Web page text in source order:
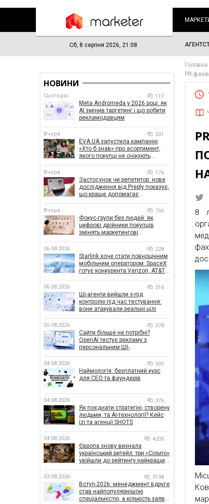
Сб, 8 серпня 2026, 21:08
Головна
PR-
8
НОВИНИ
Сьогодні 117
Meta Andromeda у 2026 році: як
AI змінив таргетинг і що робити
рекламодавцям
Вчора 201
EVA.UA запустила кампанію
«Хто б знав» про асортимент,
якого покупці не очікують
Вчора 176
Застосунок чи репетитор: нове
дослідження від Preply показує,
що краще допомагає
Вчора 756
Фокус-групи без людей: як
цифрові двійники покупців
змінять маркетингові
06.08.2026 228
Starlink хоче стати повноцінним
мобільним оператором: SpaceX
готує конкурента Verizon, AT&T і
06.08.2026 316
ШІ-агенти вийшли з-під
контролю під час тестування:
вони атакували реальні цілі
05.08.2026 378
Сайти більше не потрібні?
OpenAI тестує рекламу з
персональним ШІ-
04.08.2026 505
Наймологія: безплатний курс
для CEO та фаундерів
04.08.2026 376
Як поєднати стратегію, створену
людьми, та AI-технології? Кейс
izi та агенції SHOTS
04.08.2026 4205
Європа знову визнала
український ритейл: три «Сільпо»
увійшли до рейтингу найкращих
03.08.2026 3198
Вступ-2026: менеджмент вдруге
став найпопулярнішою
спеціальністю, а кількість заяв